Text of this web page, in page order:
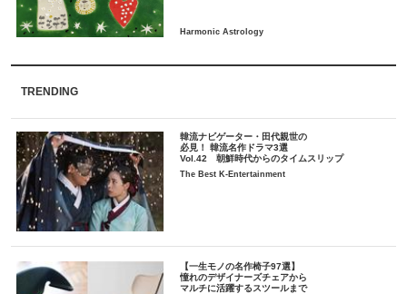
TRENDING
韓流ナビゲーター・田代親世の
必見！ 韓流名作ドラマ3選
Vol.42 朝鮮時代からのタイムスリップ
The Best K-Entertainment
【一生モノの名作椅子97選】
憧れのデザイナーズチェアから
マルチに活躍するスツールまで